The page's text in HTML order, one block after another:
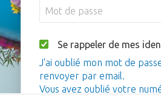
Se rappeler de mes
J'ai oublié mon mot de
renvoyer par email.
Vous avez oublié votre